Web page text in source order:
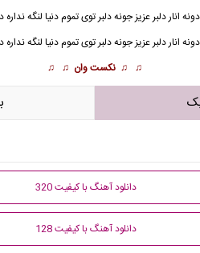
دونه انار دلبر عزیز جونه دلبر توی تموم دنیا لنگه نداره
دونه انار دلبر عزیز جونه دلبر توی تموم دنیا لنگه نداره
♫ ♫ نکست وان ♫ ♫
دانلود آهنگ با کیفیت 320
دانلود آهنگ با کیفیت 128